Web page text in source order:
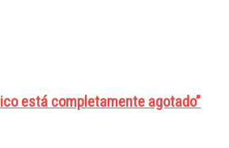
está completamente agotado”